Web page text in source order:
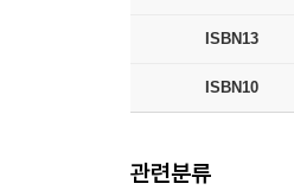
ISBN13
ISBN10
관련분류